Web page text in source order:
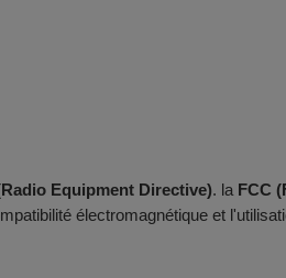
Equipment Directive). la FCC
électromagnétique et